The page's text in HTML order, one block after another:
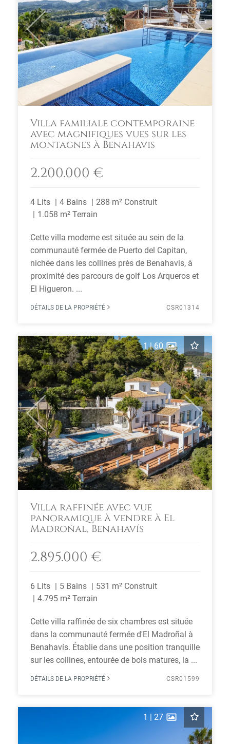
Previous Next
Villa familiale contemporaine
avec magnifiques vues sur les
montagnes à Benahavis
2.200.000 €
4 Lits 4 Bains
288 m² Construit
1.058 m² Terrain
Cette villa moderne est située au sein de la
communauté fermée de Puerto del Capitan,
nichée dans les collines près de Benahavis, à
proximité des parcours de golf Los Arqueros et
El Higueron. ...
DÉTAILS DE LA PROPRIÉTÉ CSR01314
Previous Next
1|60
Villa raffinée avec vue
panoramique à vendre à El
Madroñal, Benahavís
2.895.000 €
6 Lits 5 Bains
531 m² Construit
4.795 m² Terrain
Cette villa raffinée de six chambres est située
dans la communauté fermée d'El Madroñal à
Benahavís. Établie dans une position tranquille
sur les collines, entourée de bois matures, la ...
DÉTAILS DE LA PROPRIÉTÉ CSR01599
1 | 27